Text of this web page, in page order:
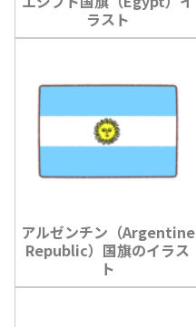
ラスト
アルゼンチン（Argentine
Republic）国旗のイラス
ト